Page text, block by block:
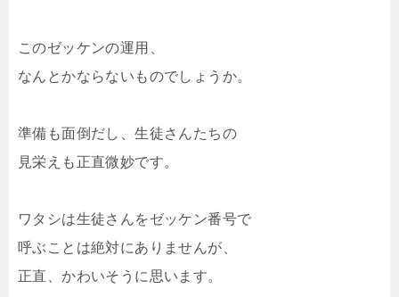
このゼッケンの運用、
なんとかならないものでしょうか。
準備も面倒だし、生徒さんたちの
見栄えも正直微妙です。
ワタシは生徒さんをゼッケン番号で
呼ぶことは絶対にありませんが、
正直、かわいそうに思います。